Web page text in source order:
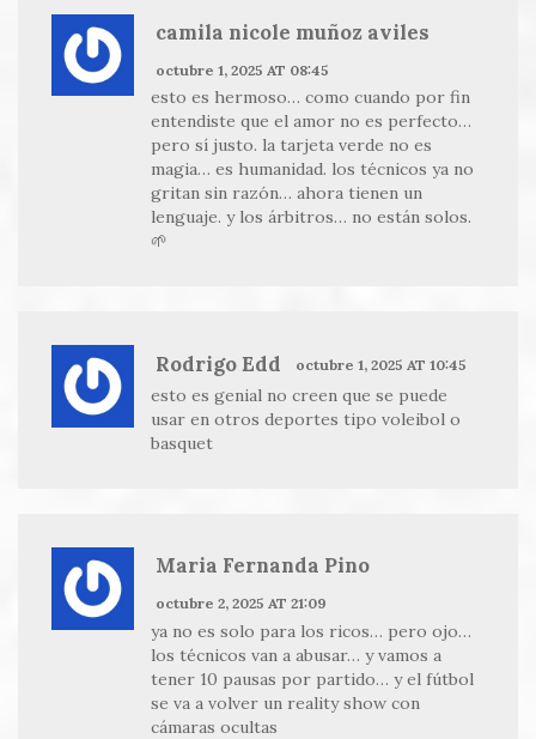
camila nicole muñoz aviles
octubre 1, 2025 AT 08:45
esto es hermoso… como cuando por fin
entendiste que el amor no es perfecto…
pero sí justo. la tarjeta verde no es
magia… es humanidad. los técnicos ya no
gritan sin razón… ahora tienen un
lenguaje. y los árbitros… no están solos.
🌱
Rodrigo Edd octubre 1, 2025 AT 10:45
esto es genial no creen que se puede
usar en otros deportes tipo voleibol o
basquet
Maria Fernanda Pino
octubre 2, 2025 AT 21:09
ya no es solo para los ricos… pero ojo…
los técnicos van a abusar… y vamos a
tener 10 pausas por partido… y el fútbol
se va a volver un reality show con
cámaras ocultas